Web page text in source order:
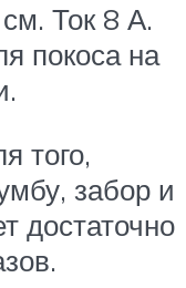
Ток 8 А.
покоса на
того,
забор и
достаточно